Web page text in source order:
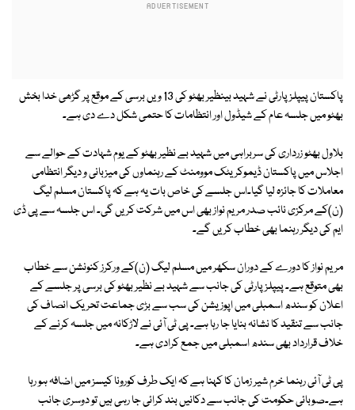
پاکستان پیپلز پارٹی نے شہید بینظیر بھٹو کی 13 ویں برسی کے موقع پر گڑھی خدا بخش
بھٹو میں جلسہ عام کے شیڈول اور انتظامات کا حتمی شکل دے دی ہے۔
بلاول بھٹو زرداری کی سربراہی میں شہید بے نظیر بھٹو کے یوم شہادت کے حوالے سے
اجلاس میں پاکستان ڈیموکریٹک موومنٹ کے رہنماوں کی میزبانی و دیگر انتظامی
معاملات کا جائزہ لیا گیا۔اس جلسے کی خاص بات یہ ہے کہ پاکستان مسلم لیگ
(ن)کے مرکزی نائب صدر مریم نواز بھی اس میں شرکت کریں گی۔ اس جلسہ سے پی ڈی
ایم کی دیگر رہنما بھی خطاب کریں گے۔
مریم نواز کا دورے کے دوران سکھر میں مسلم لیگ (ن)کے ورکرز کنونشن سے خطاب
بھی متوقع ہے۔ پیپلزپارٹی کی جانب سے شہید بے نظیر بھٹو کی برسی پر جلسے کے
اعلان کو سندھ اسمبلی میں اپوزیشن کی سب سے بڑی جماعت تحریک انصاف کی
جانب سے تنقید کا نشانہ بنایا جا رہا ہے۔ پی ٹی آئی نے لاڑکانہ میں جلسہ کرنے کے
خلاف قرارداد بھی سندھ اسمبلی میں جمع کرادی ہے۔
پی ٹی آئی رہنما خرم شیر زمان کا کہنا ہے کہ ایک طرف کورونا کیسز میں اضافہ ہو رہا
ہے۔صوبائی حکومت کی جانب سے دکانیں بند کرائی جا رہی ہیں تو دوسری جانب